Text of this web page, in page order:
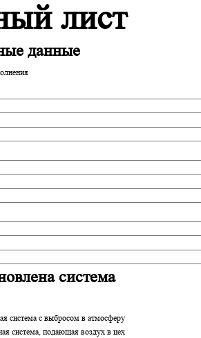
лист
данные
система
система с выбросом в атмосферу
система, подающая воздух в цех